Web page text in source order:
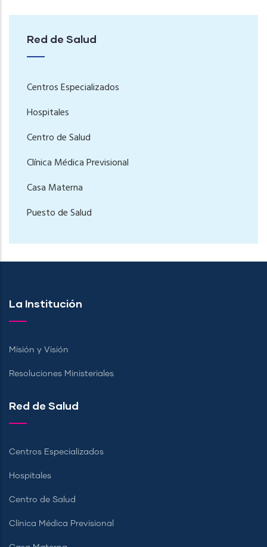
Red de Salud
Centros Especializados
Hospitales
Centro de Salud
Clínica Médica Previsional
Casa Materna
Puesto de Salud
La Institución
Misión y Visión
Resoluciones Ministeriales
Red de Salud
Centros Especializados
Hospitales
Centro de Salud
Clínica Médica Previsional